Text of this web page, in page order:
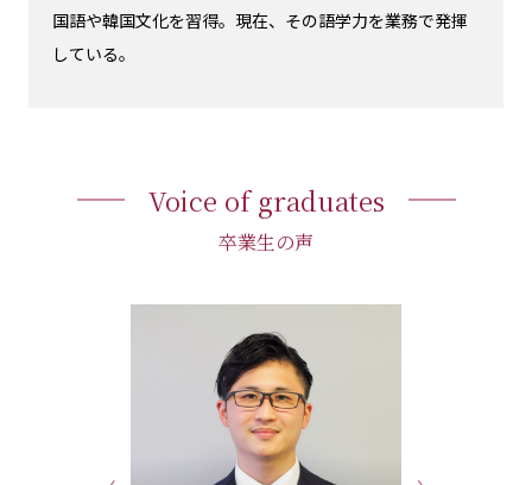
国語や韓国文化を習得。現在、その語学力を業務で発揮
している。
Voice of graduates
卒業生の声